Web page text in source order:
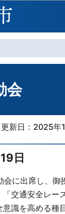
のページの本文
会
更新日：2025年
日
に出席し、御
交通安全レー
識を高める種